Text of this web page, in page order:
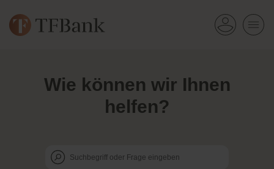
Wie können wir Ihnen
helfen?